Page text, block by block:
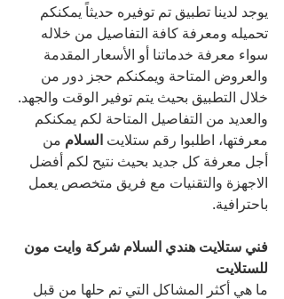
يوجد لدينا تطبيق تم توفيره حديثاً يمكنكم
تحميله ومعرفة كافة التفاصيل من خلاله
سواء معرفة خدماتنا أو الأسعار المقدمة
والعروض المتاحة ويمكنكم حجز دور من
خلال التطبيق بحيث يتم توفير الوقت والجهد.
والعديد من التفاصيل المتاحة لكم يمكنكم
معرفتها، اطلبوا رقم ستلايت السلام من
أجل معرفة كل جديد بحيث نتيح لكم أفضل
الاجهزة والتقنيات مع فريق متخصص يعمل
باحترافية.
فني ستلايت هندي السلام شركة وايت مون
للستلايت
ما هي أكثر المشاكل التي تم حلها من قبل